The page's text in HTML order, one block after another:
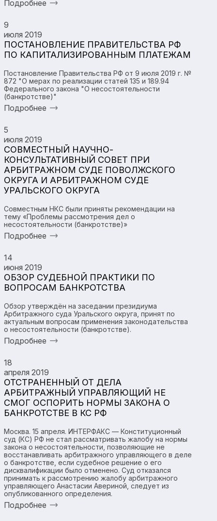
Подробнее
9
июля 2019
ПОСТАНОВЛЕНИЕ ПРАВИТЕЛЬСТВА РФ
ПО КАПИТАЛИЗИРОВАННЫМ ПЛАТЕЖАМ
Постановление Правительства РФ от 9 июля 2019 г. №
872 "О мерах по реализации статей 135 и 189.94
Федерального закона "О несостоятельности
(банкротстве)"
Подробнее
5
июля 2019
СОВМЕСТНЫЙ НАУЧНО-
КОНСУЛЬТАТИВНЫЙ СОВЕТ ПРИ
АРБИТРАЖНОМ СУДЕ ПОВОЛЖСКОГО
ОКРУГА И АРБИТРАЖНОМ СУДЕ
УРАЛЬСКОГО ОКРУГА
Совместным НКС были приняты рекомендации на
тему «Проблемы рассмотрения дел о
несостоятельности (банкротстве)»
Подробнее
14
июня 2019
ОБЗОР СУДЕБНОЙ ПРАКТИКИ ПО
ВОПРОСАМ БАНКРОТСТВА
Обзор утверждён на заседании президиума
Арбитражного суда Уральского округа, принят по
актуальным вопросам применения законодательства
о несостоятельности (банкротстве).
Подробнее
18
апреля 2019
ОТСТРАНЕННЫЙ ОТ ДЕЛА
АРБИТРАЖНЫЙ УПРАВЛЯЮЩИЙ НЕ
СМОГ ОСПОРИТЬ НОРМЫ ЗАКОНА О
БАНКРОТСТВЕ В КС РФ
Москва. 15 апреля. ИНТЕРФАКС — Конституционный
суд (КС) РФ не стал рассматривать жалобу на нормы
закона о несостоятельности, позволяющие не
восстанавливать арбитражного управляющего в деле
о банкротстве, если судебное решение о его
дисквалификации было отменено. Суд отказался
принимать к рассмотрению жалобу арбитражного
управляющего Анастасии Авериной, следует из
опубликованного определения.
Подробнее